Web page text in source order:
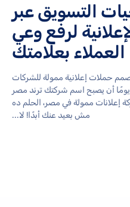
التسويق عبر
لرفع وعي
العملاء بعلامتك
حملات إعلانية ممولة للشركات
أن يصبح اسم شركتك ترند مصر
إعلانات ممولة في مصر، الحلم ده
مش بعيد عنك أبدًا! لا...